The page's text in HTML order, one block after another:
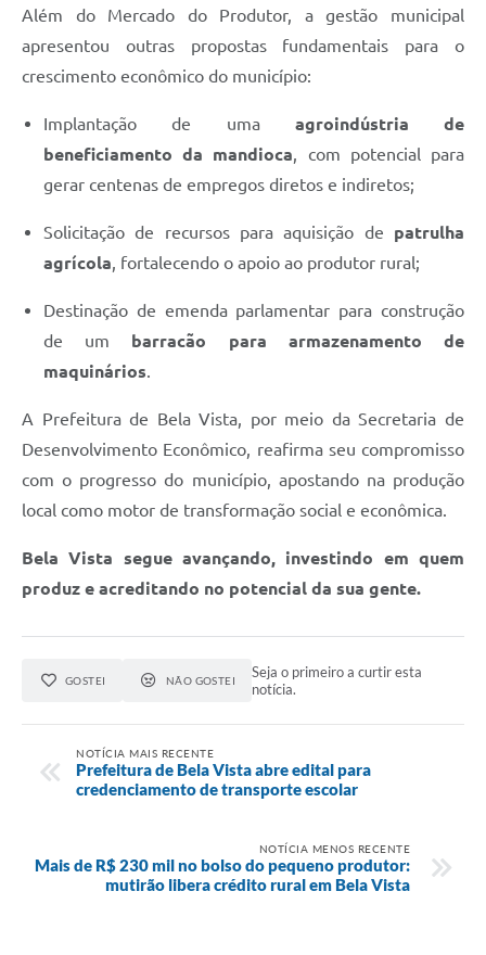
Além do Mercado do Produtor, a gestão municipal
apresentou outras propostas fundamentais para o
crescimento econômico do município:
Implantação de uma agroindústria de
beneficiamento da mandioca, com potencial para
gerar centenas de empregos diretos e indiretos;
Solicitação de recursos para aquisição de patrulha
agrícola, fortalecendo o apoio ao produtor rural;
Destinação de emenda parlamentar para construção
de um barracão para armazenamento de
maquinários.
A Prefeitura de Bela Vista, por meio da Secretaria de
Desenvolvimento Econômico, reafirma seu compromisso
com o progresso do município, apostando na produção
local como motor de transformação social e econômica.
Bela Vista segue avançando, investindo em quem
produz e acreditando no potencial da sua gente.
GOSTEI NÃO GOSTEI
Seja o primeiro a curtir esta
notícia.
NOTÍCIA MAIS RECENTE
Prefeitura de Bela Vista abre edital para
credenciamento de transporte escolar
NOTÍCIA MENOS RECENTE
Mais de R$ 230 mil no bolso do pequeno produtor:
mutirão libera crédito rural em Bela Vista